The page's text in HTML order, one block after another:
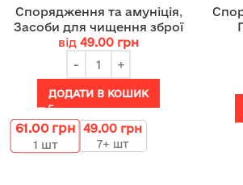
Спорядження та амуніція,
Засоби для чищення зброї
від49.00 грн
ДОДАТИ В КОШИК
61.00 грн
1 шт
49.00 грн
7+ шт